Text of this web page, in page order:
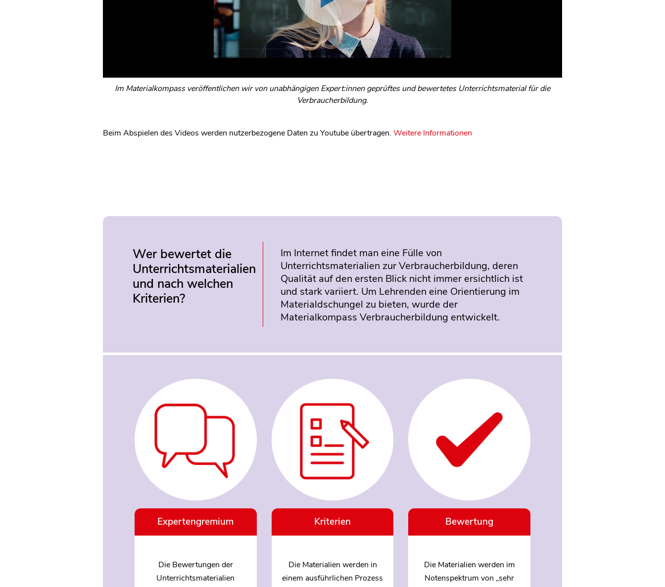
Im Materialkompass veröffentlichen wir von unabhängigen Expert:innen geprüftes und bewertetes Unterrichtsmaterial für die
Verbraucherbildung.
Beim Abspielen des Videos werden nutzerbezogene Daten zu Youtube übertragen. Weitere Informationen
Wer bewertet die
Unterrichtsmaterialien
und nach welchen
Kriterien?
Im Internet findet man eine Fülle von
Unterrichtsmaterialien zur Verbraucherbildung, deren
Qualität auf den ersten Blick nicht immer ersichtlich ist
und stark variiert. Um Lehrenden eine Orientierung im
Materialdschungel zu bieten, wurde der
Materialkompass Verbraucherbildung entwickelt.
Expertengremium
Die Bewertungen der
Unterrichtsmaterialien
Kriterien
Die Materialien werden in
einem ausführlichen Prozess
Bewertung
Die Materialien werden im
Notenspektrum von „sehr